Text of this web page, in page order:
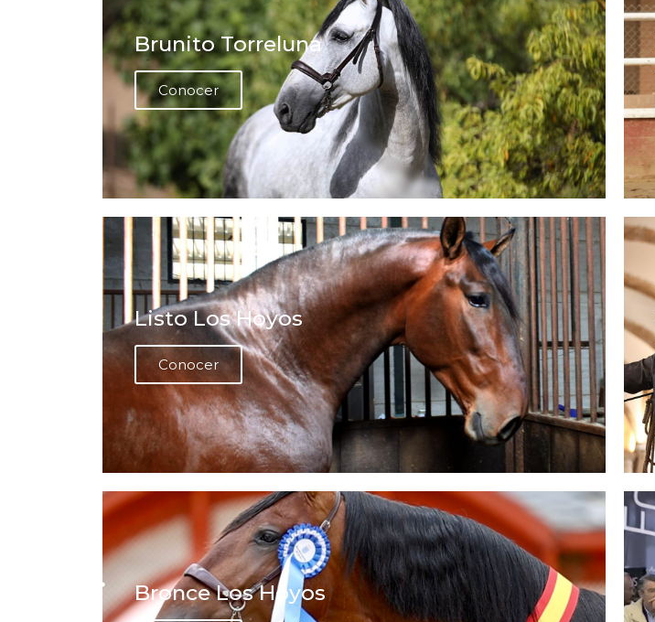
Brunito Torreluna
Conocer
Listo Los Hoyos
Conocer
Bronce Los Hoyos